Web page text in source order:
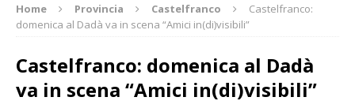
Home Provincia Castelfranco
Castelfranco:
domenica al Dadà va in scena “Amici in(di)visibili”
Castelfranco: domenica al Dadà
va in scena “Amici in(di)visibili”